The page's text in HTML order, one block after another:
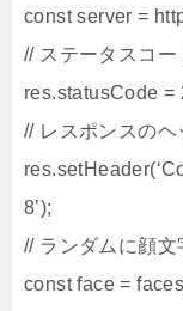
const server =
// ステータスコ
res.statusCode =
// レスポンスのヘ
8’);
// ランダムに顔文
const face =